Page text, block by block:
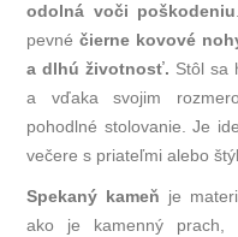
odolná voči poškodeniu
pevnéčierne kovové
a dlhú životnosť. Stôl sa
a vďaka svojim
pohodlné stolovanie. Je
večere s priateľmi alebo
Spekaný kameň je
ako je kamenný prach,